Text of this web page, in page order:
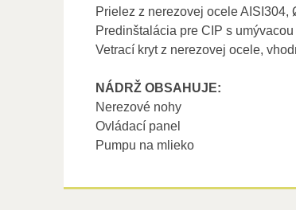
Prielez z nerezovej ocele
Predinštalácia pre CIP s
Vetrací kryt z nerezovej ocele,
NÁDRŽ OBSAHUJE:
Nerezové nohy
Ovládací panel
Pumpu na mlieko